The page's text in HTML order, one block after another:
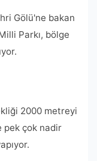
Gölü'ne bakan
Parkı, bölge
2000 metreyi
pek çok nadir